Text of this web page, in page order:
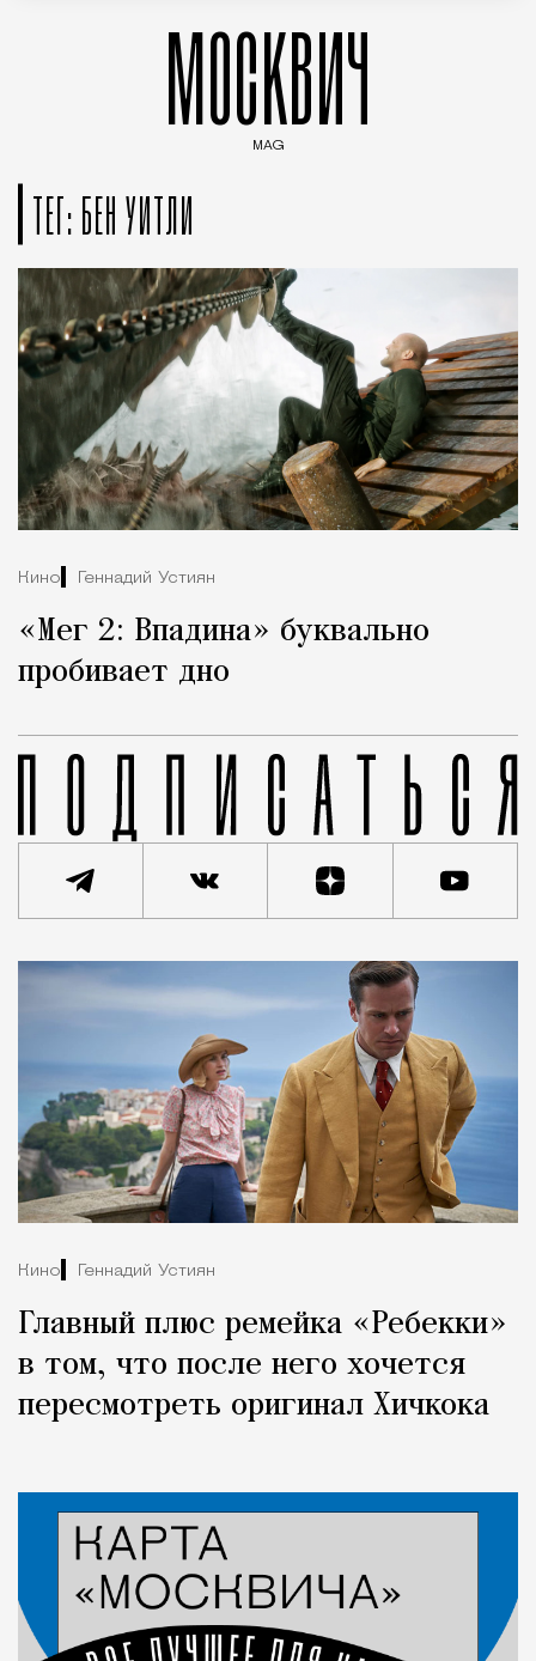
МОСКВИЧ
MAG
ТЕГ: БЕН УИТЛИ
Кино Геннадий Устиян
«Мег 2: Впадина» буквально
пробивает дно
Кино Геннадий Устиян
Главный плюс ремейка «Ребекки»
в том, что после него хочется
пересмотреть оригинал Хичкока